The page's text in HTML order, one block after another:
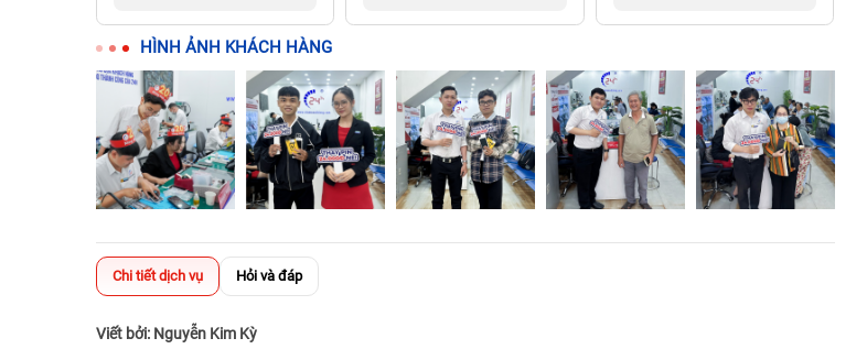
HÌNH ẢNH KHÁCH HÀNG
Chi tiết dịch vụ Hỏi và đáp
Viết bởi: Nguyễn Kim Kỳ